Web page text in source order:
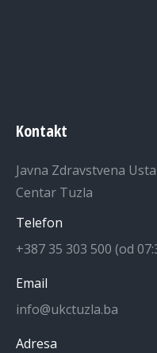
Kontakt
Javna Zdravstvena
Centar Tuzla
Telefon
+387 35 303 500 (od
Email
info@ukctuzla.ba
Adresa